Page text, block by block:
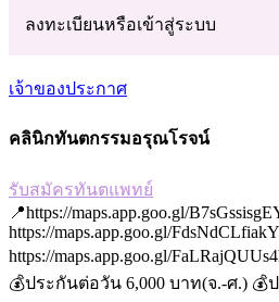
ลงทะเบียนหรือเข้าสู่ระบบ
เจ้าของประกาศ
คลินิกทันตกรรมอรุณโรจน์
รับสมัครทันตแพทย์
📍https://maps.app.goo.gl/
https://maps.app.goo.gl/
https://maps.app.goo.gl/
💰ประกันต่อวัน 6,000 บาท(จ.-ศ.) 💰